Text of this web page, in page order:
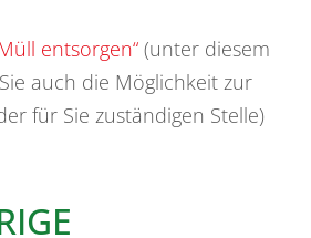
entsorgen“ (unter diesem
auch die Möglichkeit zur
für Sie zuständigen Stelle)